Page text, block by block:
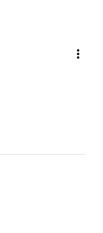
more_vert